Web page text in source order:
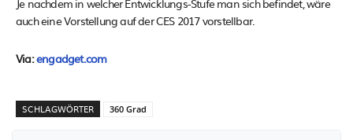
Je nachdem in welcher Entwicklungs-Stufe man sich befindet, wäre
auch eine Vorstellung auf der CES 2017 vorstellbar.
Via:engadget.com
SCHLAGWÖRTER 360 Grad